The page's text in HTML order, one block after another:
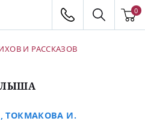
0
И РАССКАЗОВ
,ТОКМАКОВА И.